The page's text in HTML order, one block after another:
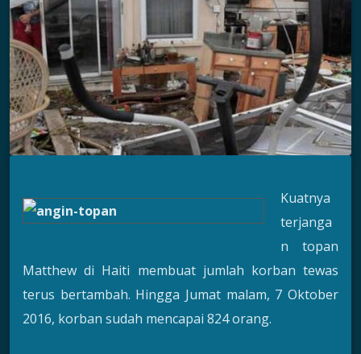
Kuatnya
terjanga
n topan
Matthew di Haiti membuat jumlah korban tewas
terus bertambah. Hingga Jumat malam, 7 Oktober
2016, korban sudah mencapai 824 orang.